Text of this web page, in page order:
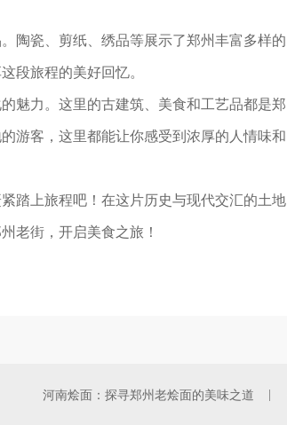
陶瓷、剪纸、绣品等展示了郑州丰富多样的
段旅程的美好回忆。
魅力。这里的古建筑、美食和工艺品都是郑
游客，这里都能让你感受到浓厚的人情味和
踏上旅程吧！在这片历史与现代交汇的土地
老街，开启美食之旅！
河南烩面：探寻郑州老烩面的美味之道